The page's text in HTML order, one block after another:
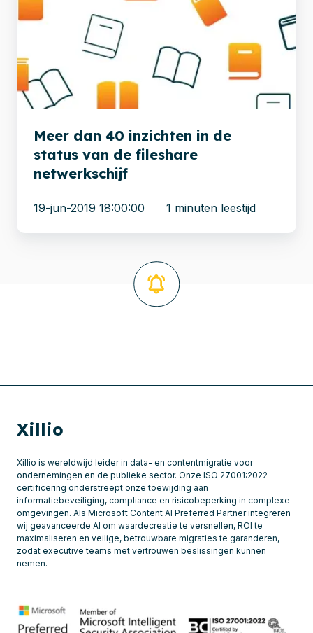
40
de
status
van
fileshare
netwerkschijf
Meer dan 40 inzichten in de
status van de fileshare
netwerkschijf
19-jun-2019 18:00:00 1 minuten leestijd
Xillio
Xillio is wereldwijd leider in data- en contentmigratie voor
ondernemingen en de publieke sector. Onze ISO 27001:2022-
certificering onderstreept onze toewijding aan
informatiebeveiliging, compliance en risicobeperking in complexe
omgevingen. Als Microsoft Content AI Preferred Partner integreren
wij geavanceerde AI om waardecreatie te versnellen, ROI te
maximaliseren en veilige, betrouwbare migraties te garanderen,
zodat executive teams met vertrouwen beslissingen kunnen
nemen.